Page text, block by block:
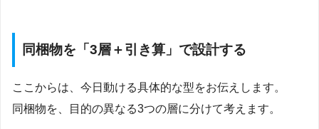
同梱物を「3層＋引き算」で設計する
ここからは、今日動ける具体的な型をお伝えします。
同梱物を、目的の異なる3つの層に分けて考えます。